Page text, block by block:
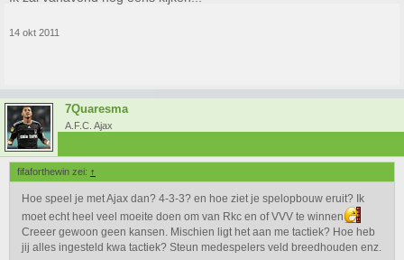
14 okt 2011
7Quaresma
A.F.C. Ajax
fifaforthewin zei: ↑
Hoe speel je met Ajax dan? 4-3-3? en hoe ziet je spelopbouw eruit? Ik
moet echt heel veel moeite doen om van Rkc en of VVV te winnen
Creeer gewoon geen kansen. Mischien ligt het aan me tactiek? Hoe heb
jij alles ingesteld kwa tactiek? Steun medespelers veld breedhouden enz.